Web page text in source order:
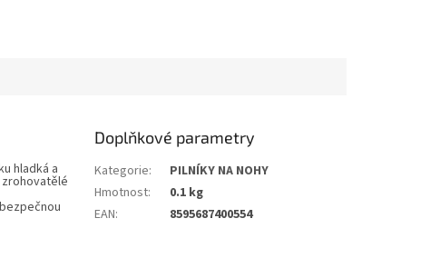
hladká a
Doplňkové parametry
Kategorie:
PILNÍKY NA NOHY
Hmotnost:
0.1 kg
EAN: 8595687400554